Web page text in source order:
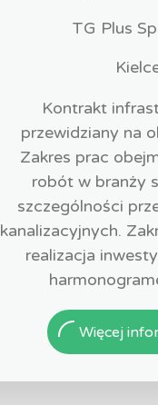
TG Plus
Kontrakt
przewidziany na
Zakres prac
robót w branży
szczególności
kanalizacyjnych.
realizacja
Więcej